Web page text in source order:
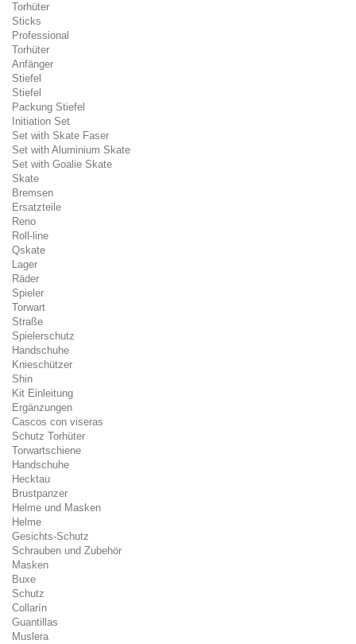
Torhüter
Sticks
Professional
Torhüter
Anfänger
Stiefel
Stiefel
Packung Stiefel
Initiation Set
Set with Skate Faser
Set with Aluminium Skate
Set with Goalie Skate
Skate
Bremsen
Ersatzteile
Reno
Roll-line
Qskate
Lager
Räder
Spieler
Torwart
Straße
Spielerschutz
Handschuhe
Knieschützer
Shin
Kit Einleitung
Ergänzungen
Cascos con viseras
Schutz Torhüter
Torwartschiene
Handschuhe
Hecktau
Brustpanzer
Helme und Masken
Helme
Gesichts-Schutz
Schrauben und Zubehör
Masken
Buxe
Schutz
Collarín
Guantillas
Muslera